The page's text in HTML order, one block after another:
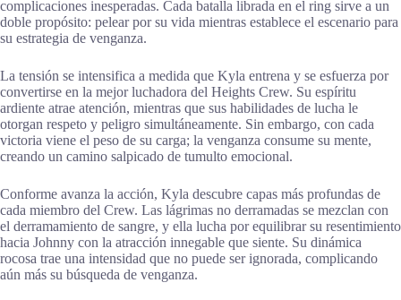
complicaciones inesperadas. Cada batalla librada en el ring sirve a un
doble propósito: pelear por su vida mientras establece el escenario para
su estrategia de venganza.
La tensión se intensifica a medida que Kyla entrena y se esfuerza por
convertirse en la mejor luchadora del Heights Crew. Su espíritu
ardiente atrae atención, mientras que sus habilidades de lucha le
otorgan respeto y peligro simultáneamente. Sin embargo, con cada
victoria viene el peso de su carga; la venganza consume su mente,
creando un camino salpicado de tumulto emocional.
Conforme avanza la acción, Kyla descubre capas más profundas de
cada miembro del Crew. Las lágrimas no derramadas se mezclan con
el derramamiento de sangre, y ella lucha por equilibrar su resentimiento
hacia Johnny con la atracción innegable que siente. Su dinámica
rocosa trae una intensidad que no puede ser ignorada, complicando
aún más su búsqueda de venganza.